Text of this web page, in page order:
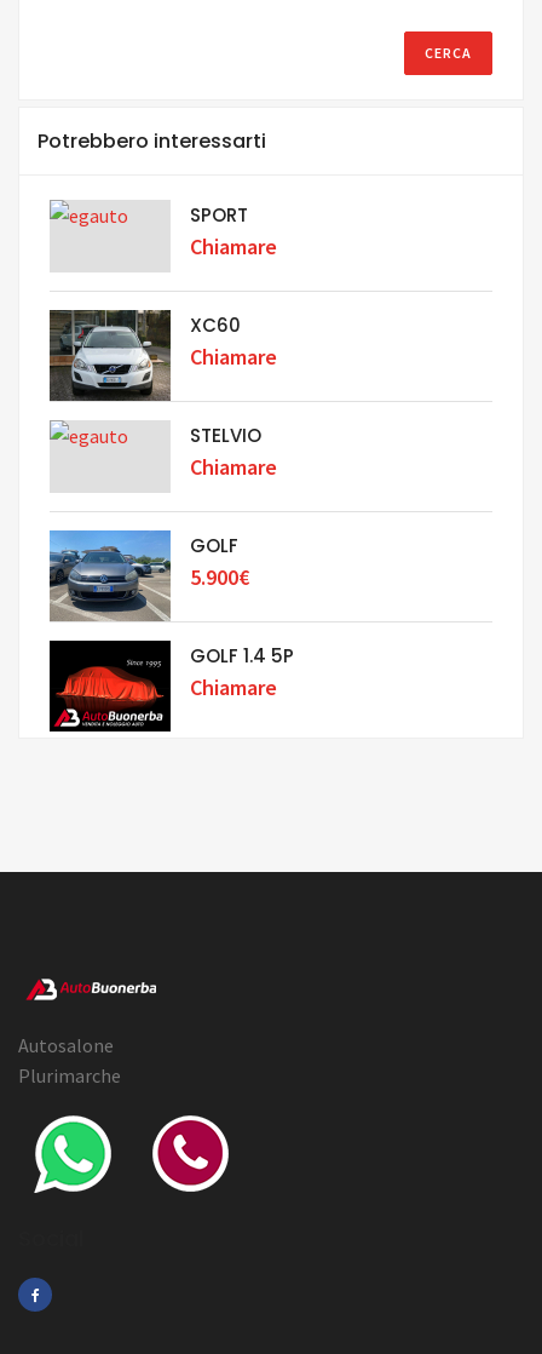
Potrebbero interessarti
SPORT
Chiamare
XC60
Chiamare
STELVIO
Chiamare
GOLF
5.900€
GOLF 1.4 5P
Chiamare
Autosalone
Plurimarche